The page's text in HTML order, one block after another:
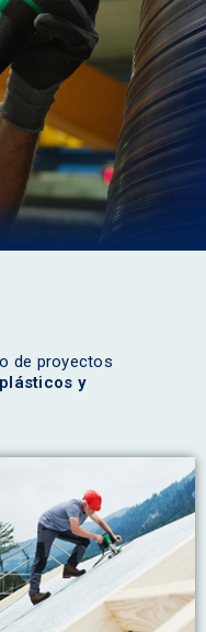
de proyectos
y